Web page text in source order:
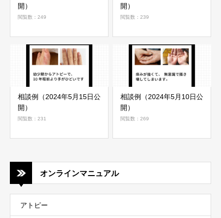
開）
閲覧数：249
開）
閲覧数：239
相談例（2024年5月15日公
開）
閲覧数：231
相談例（2024年5月10日公
開）
閲覧数：269
オンラインマニュアル
アトピー